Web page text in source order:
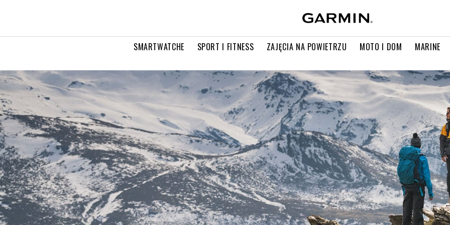
SMARTWATCHE SPORT I FITNESS ZAJĘCIA NA POWIETRZU MOTO I DOM MARINE